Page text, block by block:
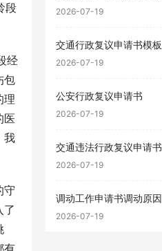
段
经
包
理
医
我
守
了
有
2026-07-19
交通行政复议申请书模板
2026-07-19
公安行政复议申请书
2026-07-19
交通违法行政复议申请书
2026-07-19
调动工作申请书调动原因
2026-07-19